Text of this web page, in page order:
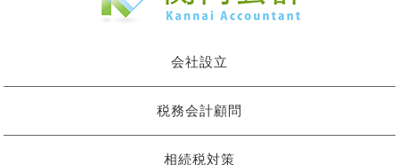
会社設立
税務会計顧問
相続税対策